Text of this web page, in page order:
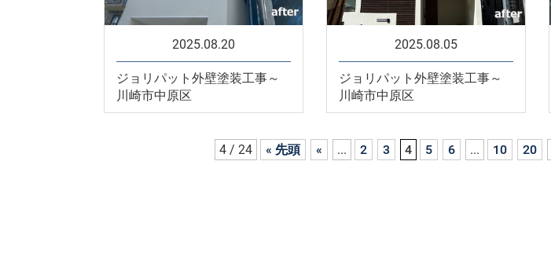
2025.08.20
ジョリパット外壁塗装工事～
川崎市中原区
2025.08.05
ジョリパット外壁塗装工事～
川崎市中原区
4 / 24 « 先頭 « ... 2 3 4 5 6 ... 10 20